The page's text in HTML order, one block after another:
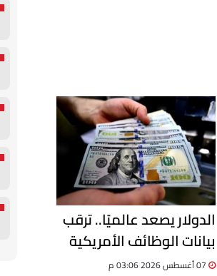
الدولار يصعد عالميًا.. ترقب
بيانات الوظائف الأمريكية
يحسم اتجاه العملة
07 أغسطس 2026 03:06 م